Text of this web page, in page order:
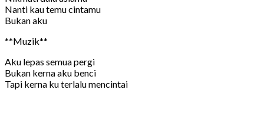
Nanti kau temu cintamu
Bukan aku
**Muzik**
Aku lepas semua pergi
Bukan kerna aku benci
Tapi kerna ku terlalu mencintai